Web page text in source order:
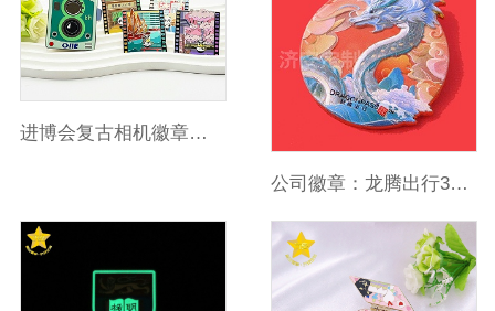
进博会复古相机徽章校园文创纪念品
公司徽章：龙腾出行3D立体浮雕徽章